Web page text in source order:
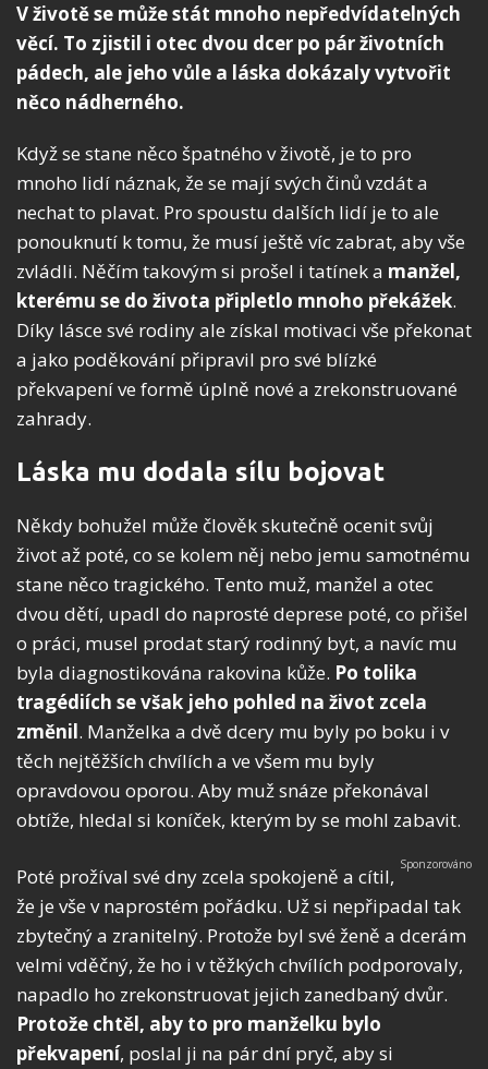
V životě se může stát mnoho nepředvídatelných
věcí. To zjistil i otec dvou dcer po pár životních
pádech, ale jeho vůle a láska dokázaly vytvořit
něco nádherného.
Když se stane něco špatného v životě, je to pro
mnoho lidí náznak, že se mají svých činů vzdát a
nechat to plavat. Pro spoustu dalších lidí je to ale
ponouknutí k tomu, že musí ještě víc zabrat, aby vše
zvládli. Něčím takovým si prošel i tatínek a manžel,
kterému se do života připletlo mnoho překážek.
Díky lásce své rodiny ale získal motivaci vše překonat
a jako poděkování připravil pro své blízké
překvapení ve formě úplně nové a zrekonstruované
zahrady.
Láska mu dodala sílu bojovat
Někdy bohužel může člověk skutečně ocenit svůj
život až poté, co se kolem něj nebo jemu samotnému
stane něco tragického. Tento muž, manžel a otec
dvou dětí, upadl do naprosté deprese poté, co přišel
o práci, musel prodat starý rodinný byt, a navíc mu
byla diagnostikována rakovina kůže. Po tolika
tragédiích se však jeho pohled na život zcela
změnil. Manželka a dvě dcery mu byly po boku i v
těch nejtěžších chvílích a ve všem mu byly
opravdovou oporou. Aby muž snáze překonával
obtíže, hledal si koníček, kterým by se mohl zabavit.
Poté prožíval své dny zcela spokojeně a cítil,
že je vše v naprostém pořádku. Už si nepřipadal tak
zbytečný a zranitelný. Protože byl své ženě a dcerám
velmi vděčný, že ho i v těžkých chvílích podporovaly,
napadlo ho zrekonstruovat jejich zanedbaný dvůr.
Protože chtěl, aby to pro manželku bylo
překvapení, poslal ji na pár dní pryč, aby si